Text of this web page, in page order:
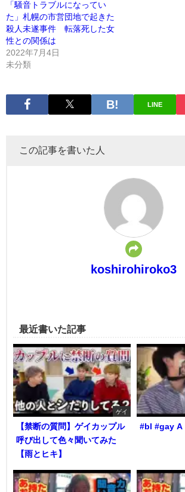
「騒音トラブルになってい
た」札幌の市営団地で起きた
殺人未遂事件 転落死した女
性との関係は
2022年7月4日
未分類
LINE
この記事を書いた人
koshirohiroko3
最近書いた記事
ゲイ
【禁断の質問】ゲイカップル
呼び出して色々聞いてみた
【雨とヒキ】
#bl #gay